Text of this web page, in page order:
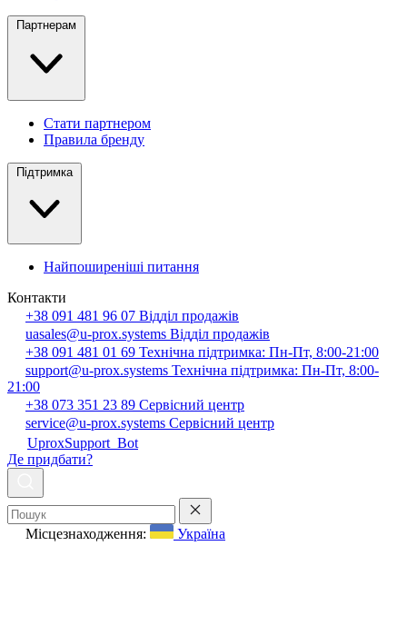
Партнерам
Стати партнером
Правила бренду
Підтримка
Найпоширеніші питання
Контакти
+38 091 481 96 07 Відділ продажів
uasales@u-prox.systems Відділ продажів
+38 091 481 01 69 Технічна підтримка: Пн-Пт, 8:00-21:00
support@u-prox.systems Технічна підтримка: Пн-Пт, 8:00-
21:00
+38 073 351 23 89 Сервісний центр
service@u-prox.systems Сервісний центр
UproxSupport_Bot
Де придбати?
Місцезнаходження: Україна